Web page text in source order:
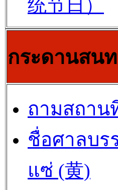
统节日）
กระดานสน
ถามสถาน
ชื่อศาลบร
แซ่ (黄)